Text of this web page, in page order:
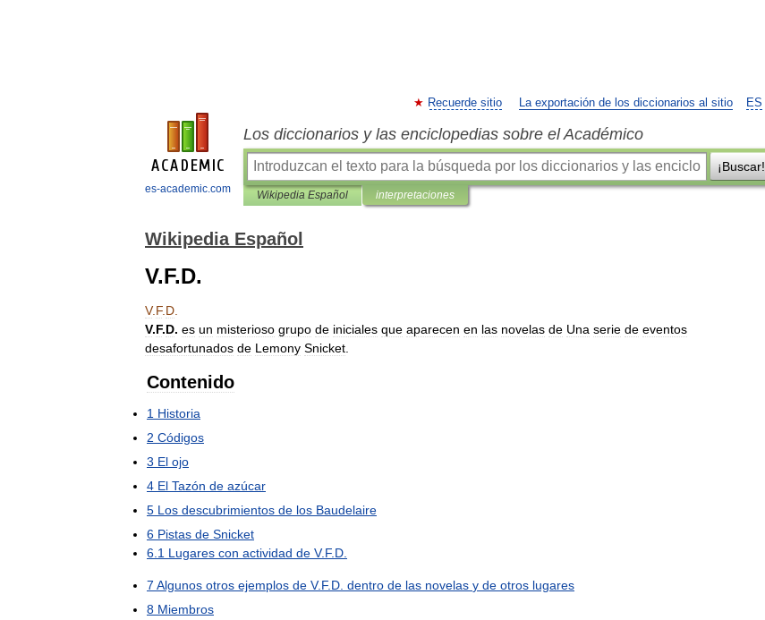
es-academic.com
ES
Recuerde sitio La exportación de los diccionarios al sitio
Los diccionarios y las enciclopedias sobre el Académico
¡Buscar!
Wikipedia Español interpretaciones
Wikipedia Español
V.F.D.
V.F. D
V.F.D. es un misterioso grupo de iniciales que aparecen en las novelas de Una serie de eventos
desafortunados de Lemony Snicket
Contenido
1 Historia
2 Códigos
3 El ojo
4 El Tazón de azúcar
5 Los descubrimientos de los Baudelaire
6 Pistas de Snicket
6 1 Lugares con actividad de V.F. D
7 Algunos otros ejemplos de V.F. D dentro de las novelas y de otros lugares
8 Miembros